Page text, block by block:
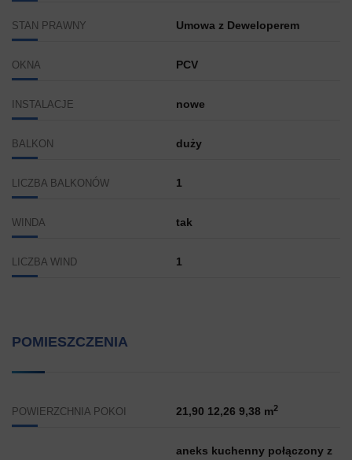
STAN PRAWNY Umowa z Deweloperem
OKNA PCV
INSTALACJE nowe
BALKON duży
LICZBA BALKONÓW 1
WINDA tak
LICZBA WIND 1
POMIESZCZENIA
POWIERZCHNIA POKOI 21,90 12,26 9,38 m2
aneks kuchenny połączony z